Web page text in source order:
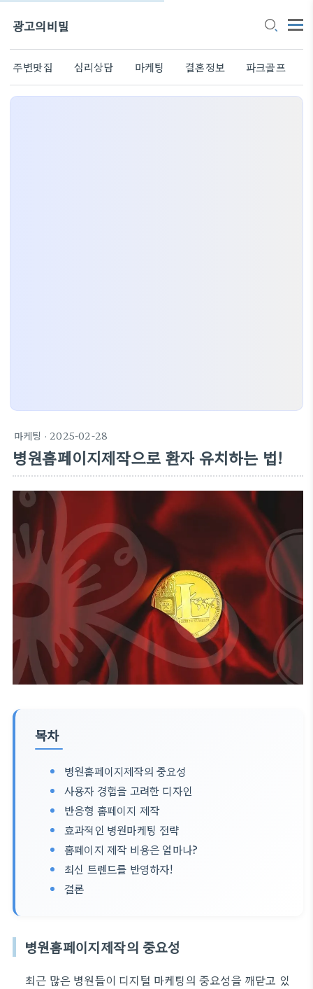
광고의비밀
주변맛집 심리상담 마케팅 결혼정보 파크골프
마케팅 · 2025-02-28
병원홈페이지제작으로 환자 유치하는 법!
목차
병원홈페이지제작의 중요성
사용자 경험을 고려한 디자인
반응형 홈페이지 제작
효과적인 병원마케팅 전략
홈페이지 제작 비용은 얼마나?
최신 트렌드를 반영하자!
결론
병원홈페이지제작의 중요성
최근 많은 병원들이 디지털 마케팅의 중요성을 깨닫고 있